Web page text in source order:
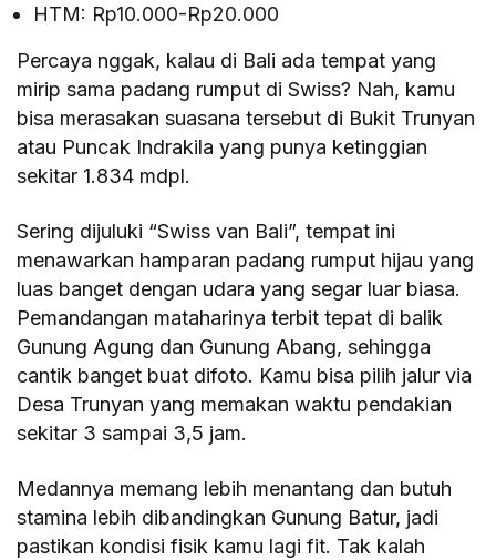
HTM: Rp10.000-Rp20.000
Percaya nggak, kalau di Bali ada tempat yang
mirip sama padang rumput di Swiss? Nah, kamu
bisa merasakan suasana tersebut di Bukit Trunyan
atau Puncak Indrakila yang punya ketinggian
sekitar 1.834 mdpl.
Sering dijuluki “Swiss van Bali”, tempat ini
menawarkan hamparan padang rumput hijau yang
luas banget dengan udara yang segar luar biasa.
Pemandangan mataharinya terbit tepat di balik
Gunung Agung dan Gunung Abang, sehingga
cantik banget buat difoto. Kamu bisa pilih jalur via
Desa Trunyan yang memakan waktu pendakian
sekitar 3 sampai 3,5 jam.
Medannya memang lebih menantang dan butuh
stamina lebih dibandingkan Gunung Batur, jadi
pastikan kondisi fisik kamu lagi fit. Tak kalah